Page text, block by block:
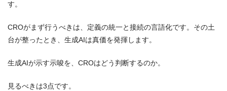
す。
CROがまず行うべきは、定義の統一と接続の言語化です。その土
台が整ったとき、生成AIは真価を発揮します。
生成AIが示す示唆を、CROはどう判断するのか。
見るべきは3点です。